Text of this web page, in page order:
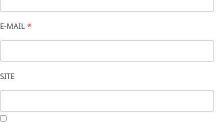
E-MAIL *
SITE